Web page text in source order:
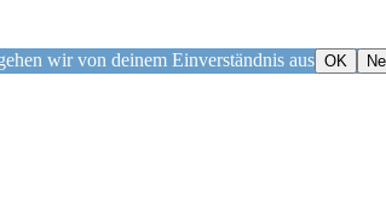
wir von deinem Einverständnis aus OK